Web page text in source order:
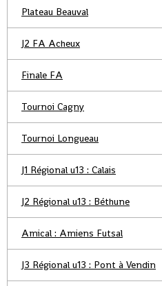
Plateau Beauval
J2 FA Acheux
Finale FA
Tournoi Cagny
Tournoi Longueau
J1 Régional u13 : Calais
J2 Régional u13 : Béthune
Amical : Amiens Futsal
J3 Régional u13 : Pont à Vendin